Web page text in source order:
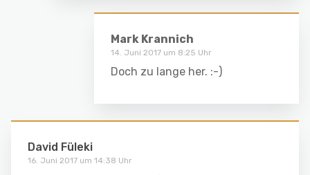
Mark Krannich
14. Juni 2017 um 8:25 Uhr
Doch zu lange her. :-)
David Füleki
16. Juni 2017 um 14:38 Uhr